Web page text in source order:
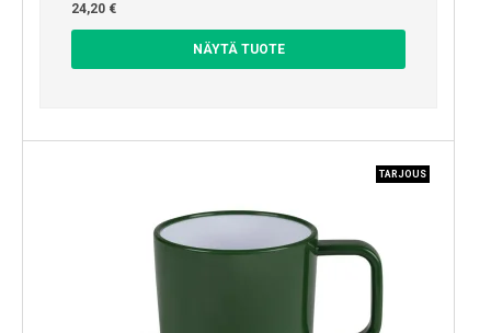
24,20 €
NÄYTÄ TUOTE
TARJOUS